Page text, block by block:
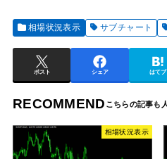
相場状況表示 サブチャート
ポスト シェア はてブ
RECOMMEND
相場状況表示